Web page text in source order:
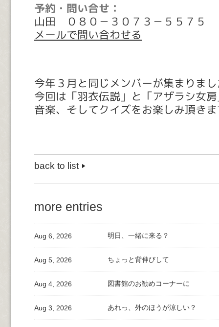
予約・問い合せ：
山田 ０８０－３０７３－５５７５
メールで問い合わせる
今年３月と同じメンバーが集まりま
今回は「羽衣伝説」と「アザラシ女
音楽、そしてクイズをお楽しみ頂き
back to list
more entries
明日、一緒に来る？
Aug 6, 2026
ちょっと背伸びして
Aug 5, 2026
図書館のお勧めコーナーに
Aug 4, 2026
あれっ、外のほうが涼しい？
Aug 3, 2026